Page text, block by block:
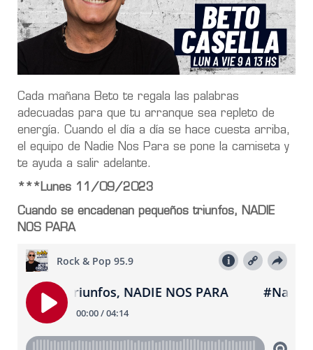
Cada mañana Beto te regala las palabras
adecuadas para que tu arranque sea repleto de
energía. Cuando el día a día se hace cuesta arriba,
el equipo de Nadie Nos Para se pone la camiseta y
te ayuda a salir adelante.
***Lunes 11/09/2023
Cuando se encadenan pequeños triunfos, NADIE
NOS PARA